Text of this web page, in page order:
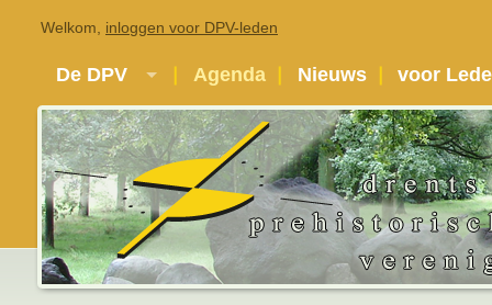
Welkom, inloggen voor DPV-leden
De DPV Agenda Nieuws voor